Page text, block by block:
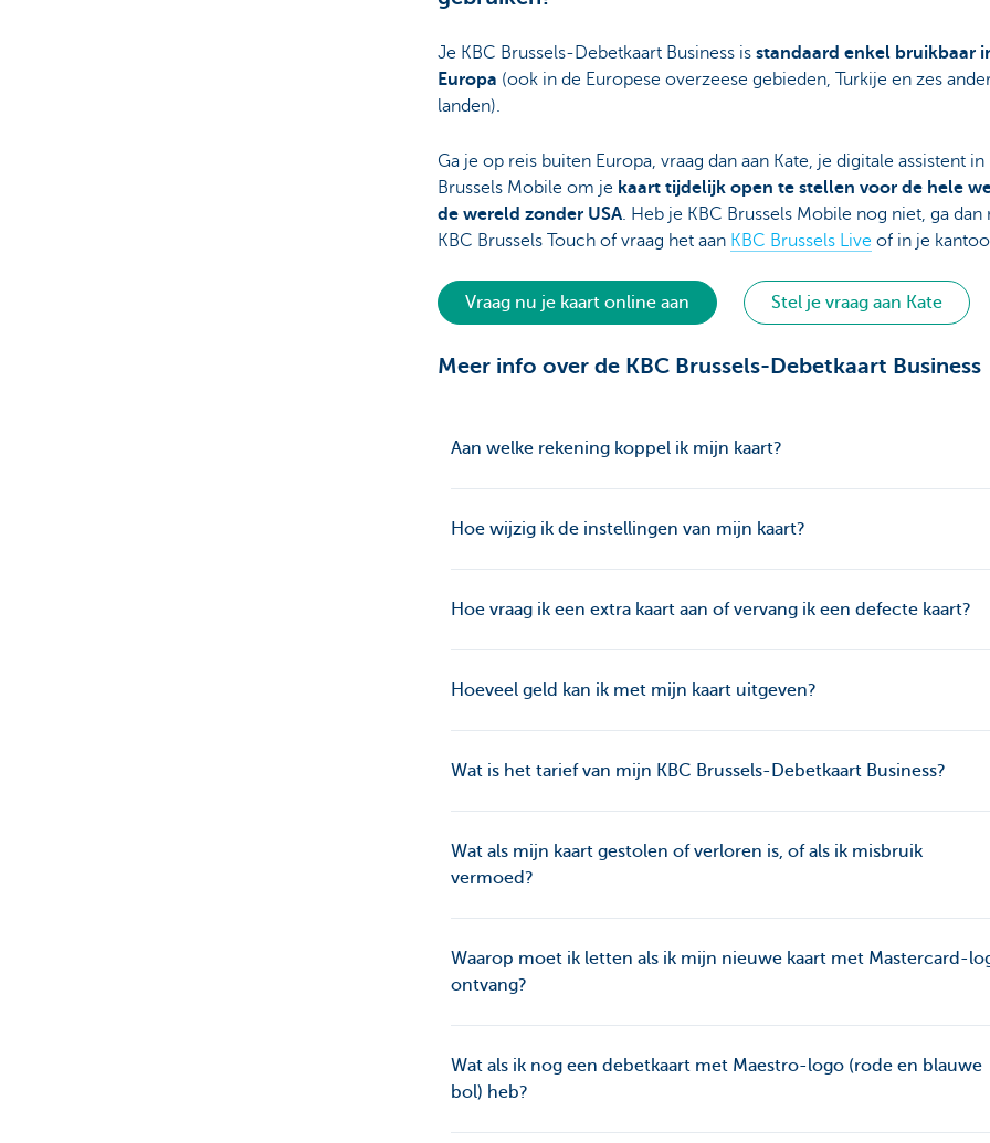
Je KBC Brussels-Debetkaart Business is standaard enkel bruikbaar
Europa (ook in de Europese overzeese gebieden, Turkije en zes
landen).
Ga je op reis buiten Europa, vraag dan aan Kate, je digitale assistent in
Brussels Mobile om je kaart tijdelijk open te stellen voor de hele
de wereld zonder USA. Heb je KBC Brussels Mobile nog niet, ga dan
KBC Brussels Touch of vraag het aan KBC Brussels Live of in je
Vraag nu je kaart online aan Stel je vraag aan Kate
Meer info over de KBC Brussels-Debetkaart Business
Aan welke rekening koppel ik mijn kaart?
Hoe wijzig ik de instellingen van mijn kaart?
Hoe vraag ik een extra kaart aan of vervang ik een defecte kaart?
Hoeveel geld kan ik met mijn kaart uitgeven?
Wat is het tarief van mijn KBC Brussels-Debetkaart Business?
Wat als mijn kaart gestolen of verloren is, of als ik misbruik
vermoed?
Waarop moet ik letten als ik mijn nieuwe kaart met Mastercard-
ontvang?
Wat als ik nog een debetkaart met Maestro-logo (rode en blauwe
bol) heb?